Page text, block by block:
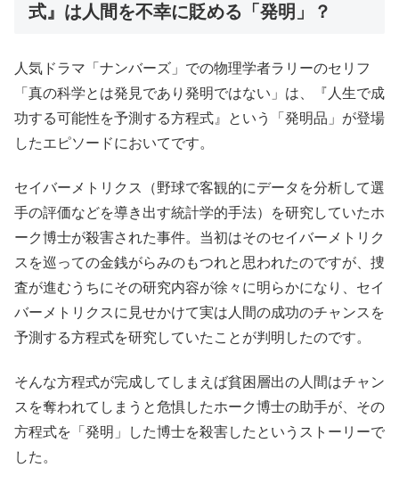
式』は人間を不幸に貶める「発明」？
人気ドラマ「ナンバーズ」での物理学者ラリーのセリフ
「真の科学とは発見であり発明ではない」は、『人生で成
功する可能性を予測する方程式』という「発明品」が登場
したエピソードにおいてです。
セイバーメトリクス（野球で客観的にデータを分析して選
手の評価などを導き出す統計学的手法）を研究していたホ
ーク博士が殺害された事件。当初はそのセイバーメトリク
スを巡っての金銭がらみのもつれと思われたのですが、捜
査が進むうちにその研究内容が徐々に明らかになり、セイ
バーメトリクスに見せかけて実は人間の成功のチャンスを
予測する方程式を研究していたことが判明したのです。
そんな方程式が完成してしまえば貧困層出の人間はチャン
スを奪われてしまうと危惧したホーク博士の助手が、その
方程式を「発明」した博士を殺害したというストーリーで
した。